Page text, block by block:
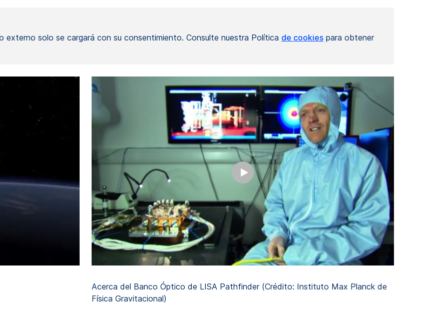
externo solo se cargará con su consentimiento. Consulte nuestra Política de cookies para obtener
Acerca del Banco Óptico de LISA Pathfinder (Crédito: Instituto Max Planck de
Física Gravitacional)